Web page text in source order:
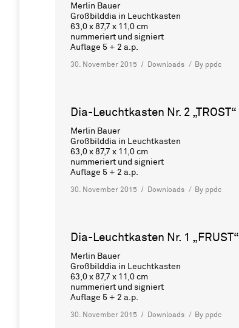
Merlin Bauer
Großbilddia in Leuchtkasten
63,0 x 87,7 x 11,0 cm
nummeriert und signiert
Auflage 5 + 2 a.p.
30. November 2015 Downloads By ppdc
Dia-Leuchtkasten Nr. 2 „TROST“
Merlin Bauer
Großbilddia in Leuchtkasten
63,0 x 87,7 x 11,0 cm
nummeriert und signiert
Auflage 5 + 2 a.p.
30. November 2015 Downloads By ppdc
Dia-Leuchtkasten Nr. 1 „FRUST“
Merlin Bauer
Großbilddia in Leuchtkasten
63,0 x 87,7 x 11,0 cm
nummeriert und signiert
Auflage 5 + 2 a.p.
30. November 2015 Downloads By ppdc